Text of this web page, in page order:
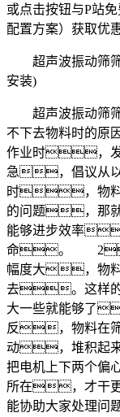
或点击按钮与P站
配置方案） 获取优
超声波振动筛筛
安装)
超声波振动筛
不下去物料时的
作业时，发
急，倡议
时，物料
的问题，那
能够进步效率
命。 2
幅度大，物
去。这样的
大一些就能够
反，物料在
动，堆积起
把电机上下两个
所在，才干
能协助大家处理